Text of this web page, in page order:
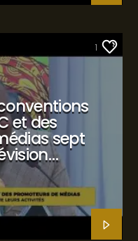
1
et des
sept